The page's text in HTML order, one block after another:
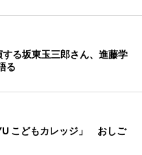
る坂東玉三郎さん、進藤学
る
こどもカレッジ」 おしご